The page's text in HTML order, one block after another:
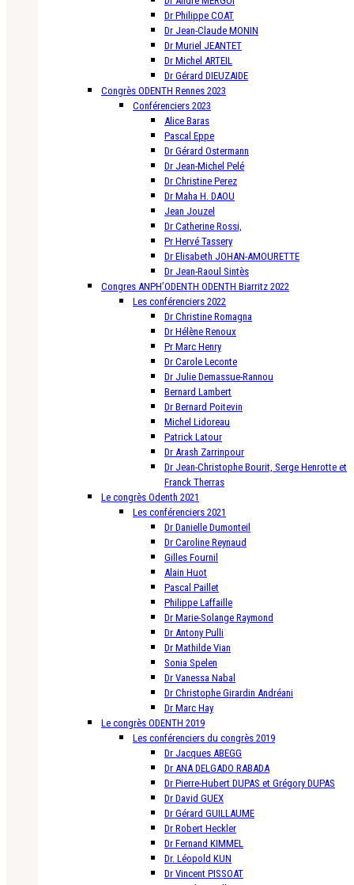
Dr Philippe COAT
Dr Jean-Claude MONIN
Dr Muriel JEANTET
Dr Michel ARTEIL
Dr Gérard DIEUZAIDE
Congrès ODENTH Rennes 2023
Conférenciers 2023
Alice Baras
Pascal Eppe
Dr Gérard Ostermann
Dr Jean-Michel Pelé
Dr Christine Perez
Dr Maha H. DAOU
Jean Jouzel
Dr Catherine Rossi,
Pr Hervé Tassery
Dr Elisabeth JOHAN-AMOURETTE
Dr Jean-Raoul Sintès
Congres ANPH’ODENTH ODENTH Biarritz 2022
Les conférenciers 2022
Dr Christine Romagna
Dr Hélène Renoux
Pr Marc Henry
Dr Carole Leconte
Dr Julie Demassue-Rannou
Bernard Lambert
Dr Bernard Poitevin
Michel Lidoreau
Patrick Latour
Dr Arash Zarrinpour
Dr Jean-Christophe Bourit, Serge Henrotte et
Franck Therras
Le congrès Odenth 2021
Les conférenciers 2021
Dr Danielle Dumonteil
Dr Caroline Reynaud
Gilles Fournil
Alain Huot
Pascal Paillet
Philippe Laffaille
Dr Marie-Solange Raymond
Dr Antony Pulli
Dr Mathilde Vian
Sonia Spelen
Dr Vanessa Nabal
Dr Christophe Girardin Andréani
Dr Marc Hay
Le congrès ODENTH 2019
Les conférenciers du congrès 2019
Dr Jacques ABEGG
Dr ANA DELGADO RABADA
Dr Pierre-Hubert DUPAS et Grégory DUPAS
Dr David GUEX
Dr Gérard GUILLAUME
Dr Robert Heckler
Dr Fernand KIMMEL
Dr. Léopold KUN
Dr Vincent PISSOAT